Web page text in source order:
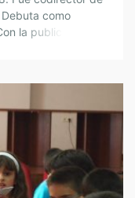
como
la publicación de